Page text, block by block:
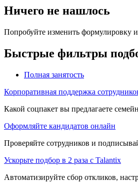
Ничего не нашлось
Попробуйте изменить формулировку
Быстрые фильтры
Полная занятость
Корпоративная поддержка
Какой соцпакет вы предлагаете
Оформляйте кандидатов онлайн
Проверяйте сотрудников и
Ускорьте подбор в 2 раза с Talantix
Автоматизируйте сбор откликов,